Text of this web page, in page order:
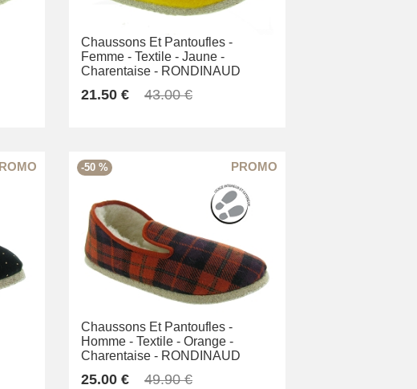
Chaussons Et Pantoufles -
Femme - Textile - Jaune -
Charentaise - RONDINAUD
21.50 € 43.00 €
-50 %
Chaussons Et Pantoufles -
Homme - Textile - Orange -
Charentaise - RONDINAUD
25.00 € 49.90 €